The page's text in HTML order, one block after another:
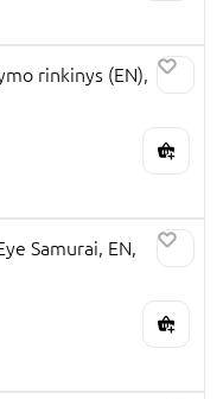
rinkinys (EN),
Samurai, EN,